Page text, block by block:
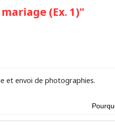
(Ex. 1)"
et envoi de photographies.